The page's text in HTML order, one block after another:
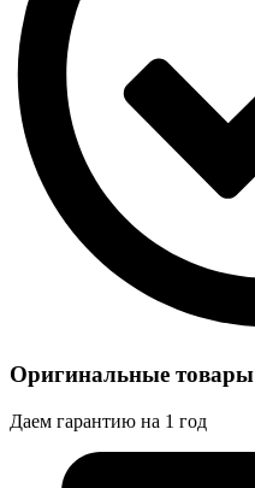
Оригинальные товары
Даем гарантию на 1 год